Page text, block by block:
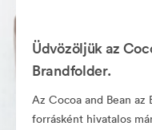
Üdvözöljük az
Brandfolder.
Az Cocoa and Bean az
forrásként hivatalos